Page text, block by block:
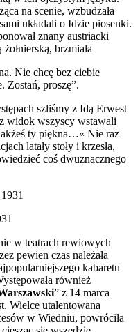
na scenie, wzbudzała
układali o Idzie piosenki.
znany austriacki
brzmiała
Nie chcę bez ciebie
Zostań, proszę”.
szliśmy z Idą Erwest
widok wszyscy wstawali
ty piękna…« Nie raz
latały stoły i krzesła,
coś dwuznacznego
w teatrach rewiowych
pewien czas należała
kabaretu
również
” z 14 marca
Wielce utalentowana
w Wiedniu, powróciła